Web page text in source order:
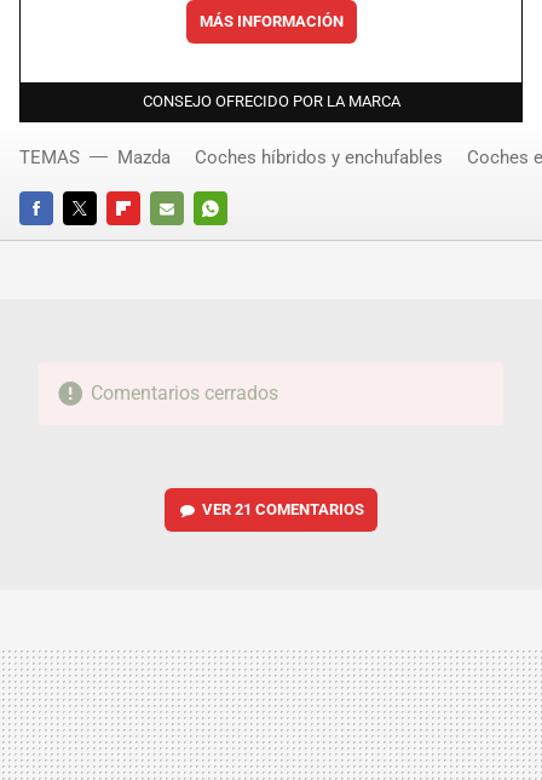
MÁS INFORMACIÓN
CONSEJO OFRECIDO POR LA MARCA
FACEBOOKTWITTERFLIPBOARD
E-
WHATSAPP
TEMAS Mazda Coches híbridos y enchufables Coches
Comentarios cerrados
VER 21 COMENTARIOS